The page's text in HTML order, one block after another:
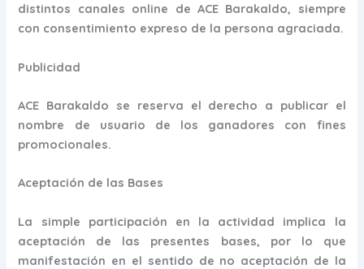
distintos canales online de ACE Barakaldo, siempre
con consentimiento expreso de la persona agraciada.
Publicidad
ACE Barakaldo se reserva el derecho a publicar el
nombre de usuario de los ganadores con fines
promocionales.
Aceptación de las Bases
La simple participación en la actividad implica la
aceptación de las presentes bases, por lo que
manifestación en el sentido de no aceptación de la